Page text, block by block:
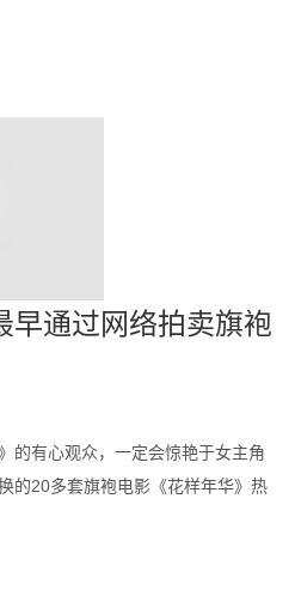
早通过网络拍卖旗袍
有心观众，一定会惊艳于女主角
的20多套旗袍电影《花样年华》热
限公司董事长。。。